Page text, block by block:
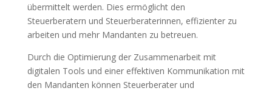
übermittelt werden. Dies ermöglicht den
Steuerberatern und Steuerberaterinnen, effizienter zu
arbeiten und mehr Mandanten zu betreuen.
Durch die Optimierung der Zusammenarbeit mit
digitalen Tools und einer effektiven Kommunikation mit
den Mandanten können Steuerberater und